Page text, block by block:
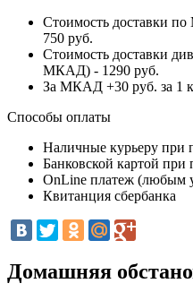
Стоимость доставки
750 руб.
Стоимость доставки
МКАД) - 1290 руб.
За МКАД +30 руб. за 1
Способы оплаты
Наличные курьеру при
Банковской картой при
OnLine платеж (любым
Квитанция сбербанка
Домашняя